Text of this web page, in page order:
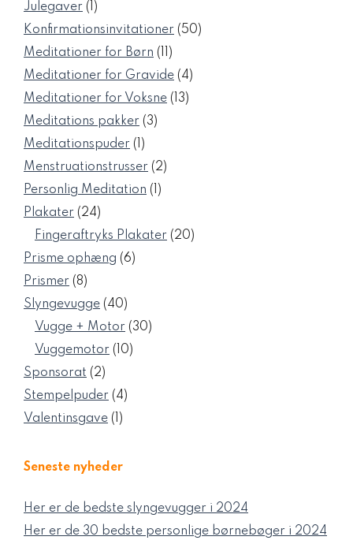
Julegaver
1
vare
Konfirmationsinvitationer 5050
Meditationer for Børn
11
varer
Meditationer for Gravide 44
Meditationer for Voksne 1313
Meditations pakker 33
Meditationspuder
1
vare
Menstruationstrusser 22
Personlig Meditation
1
Plakater 2424
varer
Fingeraftryks Plakater 2020
Prisme ophæng 66
Prismer 88
varer
Slyngevugge 4040
varer
Vugge + Motor 3030
Vuggemotor 1010
Sponsorat 22
varer
Stempelpuder 44
Valentinsgave
1
Seneste nyheder
Her er de bedste slyngevugger i 2024
Her er de 30 bedste personlige børnebøger i 2024